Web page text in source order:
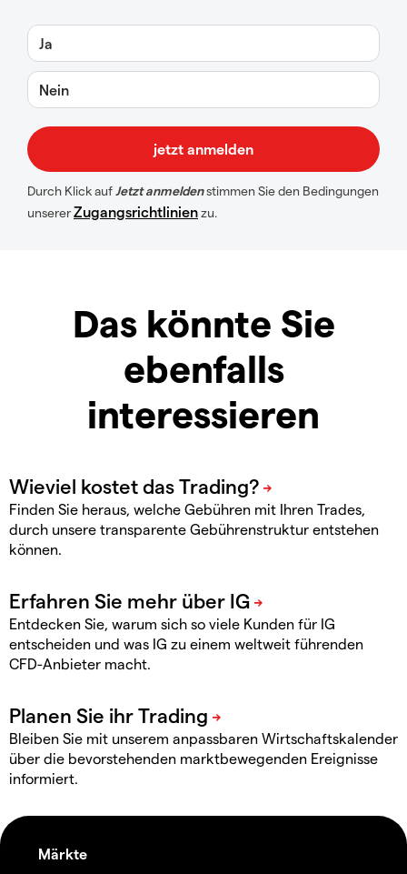
Ja
Nein
Durch Klick aufJetzt anmeldenstimmen Sie den Bedingungen
unsererZugangsrichtlinienzu.
Das könnte Sie
ebenfalls
interessieren
Finden Sie heraus, welche Gebühren mit Ihren Trades,
durch unsere transparente Gebührenstruktur entstehen
können.
Entdecken Sie, warum sich so viele Kunden für IG
entscheiden und was IG zu einem weltweit führenden
CFD-Anbieter macht.
Bleiben Sie mit unserem anpassbaren Wirtschaftskalender
über die bevorstehenden marktbewegenden Ereignisse
informiert.
Märkte